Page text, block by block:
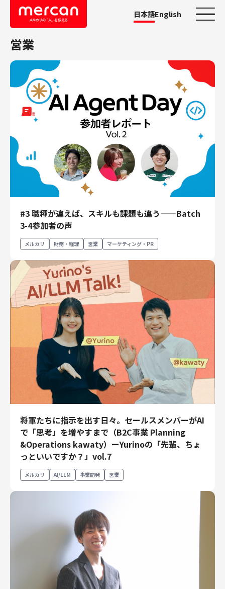
日本語English
カテゴリーから探す
会社・事業
鹿島アントラーズ
Ads
メルコイン
メルカリShops
メルカリR4Dラボ
職種
エンジニアリング
コーポレートエンジニアリング
セキュリティエンジニアリング
プロダクト・ビジネス
経営・事業企画
事業開発
カスタマーサービス
営業
マーケティング・PR
プロダクトマネジメント
データアナリティクス
プロダクトデザイン
クリエイティブ
コーポレート
財務・経理
内部監査・リスク
セキュリティ・プライバシー
募集中の求人一覧
営業
#3 職種が違えば、スキルも課題も違う——Batch
3-4参加者の声
メルカリ 財務・経理 営業 マーケティング・PR
将軍たちに指示を出す日々。セールスメンバーがAI
で「思考」を増やすまで（B2C事業 Planning
&Operations kawaty）ーYurinoの「先輩、ちょ
っといいですか？」vol.7
メルカリ AI/LLM 事業開発 営業